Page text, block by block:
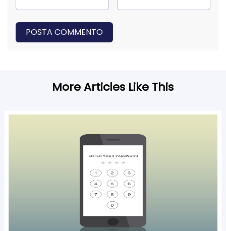
POSTA COMMENTO
More Articles Like This